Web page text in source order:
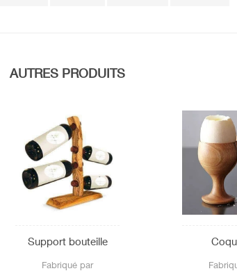
AUTRES PRODUITS
Support bouteille
Fabriqué par